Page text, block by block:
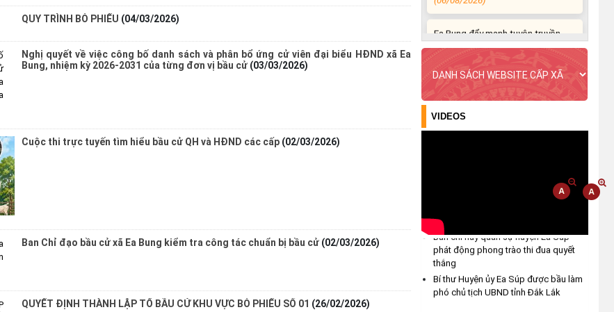
QUY TRÌNH BỎ PHIẾU (04/03/2026)
Nghị quyết về việc công bố danh sách và phân bổ ứng cử viên đại biểu HĐND xã Ea
Bung, nhiệm kỳ 2026-2031 của từng đơn vị bầu cử (03/03/2026)
Cuộc thi trực tuyến tìm hiểu bầu cử QH và HĐND các cấp (02/03/2026)
Ban Chỉ đạo bầu cử xã Ea Bung kiểm tra công tác chuẩn bị bầu cử (02/03/2026)
QUYẾT ĐỊNH THÀNH LẬP TỔ BẦU CỬ KHU VỰC BỎ PHIẾU SỐ 01 (26/02/2026)
Ea Bung đẩy mạnh tuyên truyền
kỷ niệm 96 năm Ngày truyền
thống ngành Tuyên giáo của
Đảng (01/8/1930 – 01/8/2026)
(04/08/2026)
chủ động ứng phó với mưa lớn,
lốc, sét và các loại hình thiên tai
UBND xã Ea Bung tăng cường
công tác phòng, chống thiên tai
(04/08/2026)
Hưởng ứng Lễ hội Sầu riêng Đắk
Lắk năm 2026
(04/08/2026)
VIDEOS
Ban chỉ huy quân sự huyện Ea Súp
phát động phong trào thi đua quyết
thắng
Bí thư Huyện ủy Ea Súp được bầu làm
phó chủ tịch UBND tỉnh Đắk Lắk